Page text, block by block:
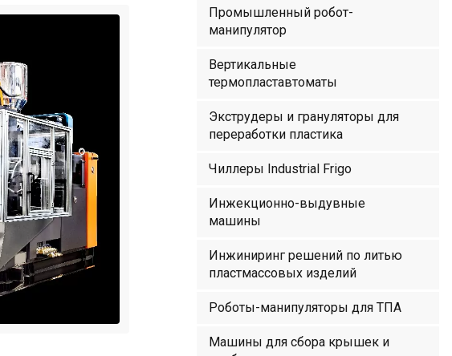
Промышленный робот-
манипулятор
Вертикальные
термопластавтоматы
Экструдеры и грануляторы для
переработки пластика
Чиллеры Industrial Frigo
Инжекционно-выдувные
машины
Инжиниринг решений по литью
пластмассовых изделий
Роботы-манипуляторы для ТПА
Машины для сбора крышек и